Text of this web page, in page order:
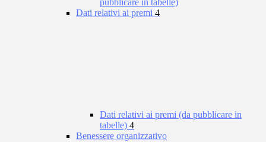
pubblicare in tabelle)
Dati relativi ai premi 4
Dati relativi ai premi (da pubblicare in
tabelle) 4
Benessere organizzativo